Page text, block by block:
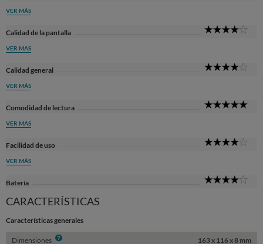
VER MÁS
Calidad de la pantalla
VER MÁS
Calidad general
VER MÁS
Comodidad de lectura
VER MÁS
Facilidad de uso
VER MÁS
Batería
CARACTERÍSTICAS
Características generales
Dimensiones Info 163 x 116 x 8 mm